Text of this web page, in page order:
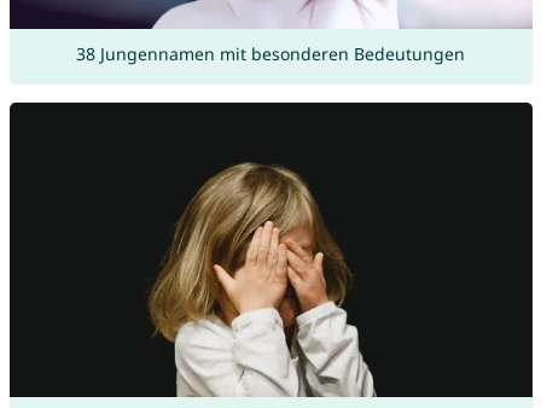
38 Jungennamen mit besonderen Bedeutungen